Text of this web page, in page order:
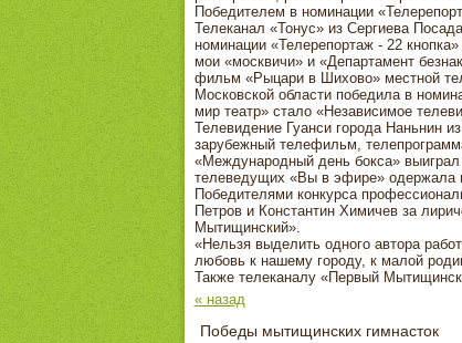
Победителем в номинации
Телеканал «Тонус» из Сергиева
номинации «Телерепортаж - 22
мои «москвичи» и «Департамент
фильм «Рыцари в Шихово» местной
Московской области победила в
мир театр» стало «Независимое
Телевидение Гуанси города Наньнин
зарубежный телефильм,
«Международный день бокса»
телеведущих «Вы в эфире» одержала
Победителями конкурса
Петров и Константин Химичев за
Мытищинский».
«Нельзя выделить одного автора
любовь к нашему городу, к малой
Также телеканалу «Первый
« назад
Победы мытищинских гимнасток